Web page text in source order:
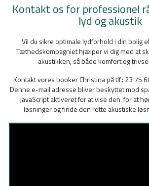
Kontakt os for professionel
lyd og akustik
Vil du sikre optimale lydforhold i din bolig
Tæthedskompagniet hjælper vi dig med at
akustikken, så både komfort og
Kontakt vores booker Christina på tlf.: 23 75
Denne e-mail adresse bliver beskyttet mod
JavaScript aktiveret for at vise den.for at
løsninger og finde den rette akustiske